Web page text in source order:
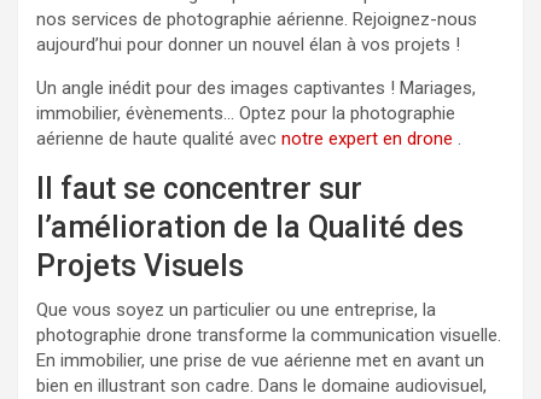
nos services de photographie aérienne. Rejoignez-nous
aujourd’hui pour donner un nouvel élan à vos projets !
Un angle inédit pour des images captivantes ! Mariages,
immobilier, évènements… Optez pour la photographie
aérienne de haute qualité avec notre expert en drone .
Il faut se concentrer sur
l’amélioration de la Qualité des
Projets Visuels
Que vous soyez un particulier ou une entreprise, la
photographie drone transforme la communication visuelle.
En immobilier, une prise de vue aérienne met en avant un
bien en illustrant son cadre. Dans le domaine audiovisuel,